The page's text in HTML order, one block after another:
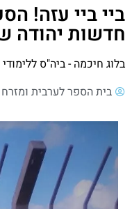
ביי ביי עזה!
חדשות יהודה
בלוג חיכמה - ביה"ס
בית הספר לערבית ומזרח